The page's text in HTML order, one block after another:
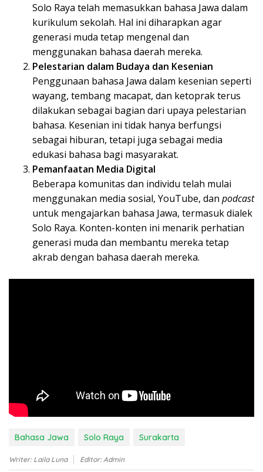
Solo Raya telah memasukkan bahasa Jawa dalam
kurikulum sekolah. Hal ini diharapkan agar
generasi muda tetap mengenal dan
menggunakan bahasa daerah mereka.
Pelestarian dalam Budaya dan Kesenian
Penggunaan bahasa Jawa dalam kesenian seperti
wayang, tembang macapat, dan ketoprak terus
dilakukan sebagai bagian dari upaya pelestarian
bahasa. Kesenian ini tidak hanya berfungsi
sebagai hiburan, tetapi juga sebagai media
edukasi bahasa bagi masyarakat.
Pemanfaatan Media Digital
Beberapa komunitas dan individu telah mulai
menggunakan media sosial, YouTube, dan podcast
untuk mengajarkan bahasa Jawa, termasuk dialek
Solo Raya. Konten-konten ini menarik perhatian
generasi muda dan membantu mereka tetap
akrab dengan bahasa daerah mereka.
Bahasa Jawa Solo Raya Surakarta
Writer: Laila Luna Editor: Admin